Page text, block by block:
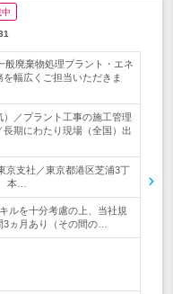
般廃棄物処理プラント・エネ
幅広くご担当いただきま
）／プラント工事の施工管理
期にわたり現場（全国）出
京支社／東京都港区芝浦3丁
本…
ルを十分考慮の上、当社規
ヵ月あり（その間の…